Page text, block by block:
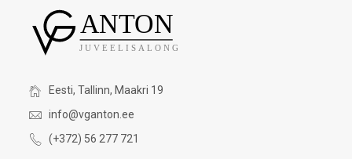
Eesti, Tallinn, Maakri 19
info@vganton.ee
(+372) 56 277 721